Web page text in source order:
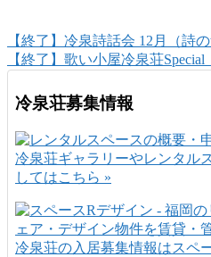
【終了】冷泉詩話会 12月（詩の
【終了】歌い小屋冷泉荘
冷泉荘募集情報
冷泉荘ギャラリーやレンタル
してはこちら »
冷泉荘の入居募集情報はスペ